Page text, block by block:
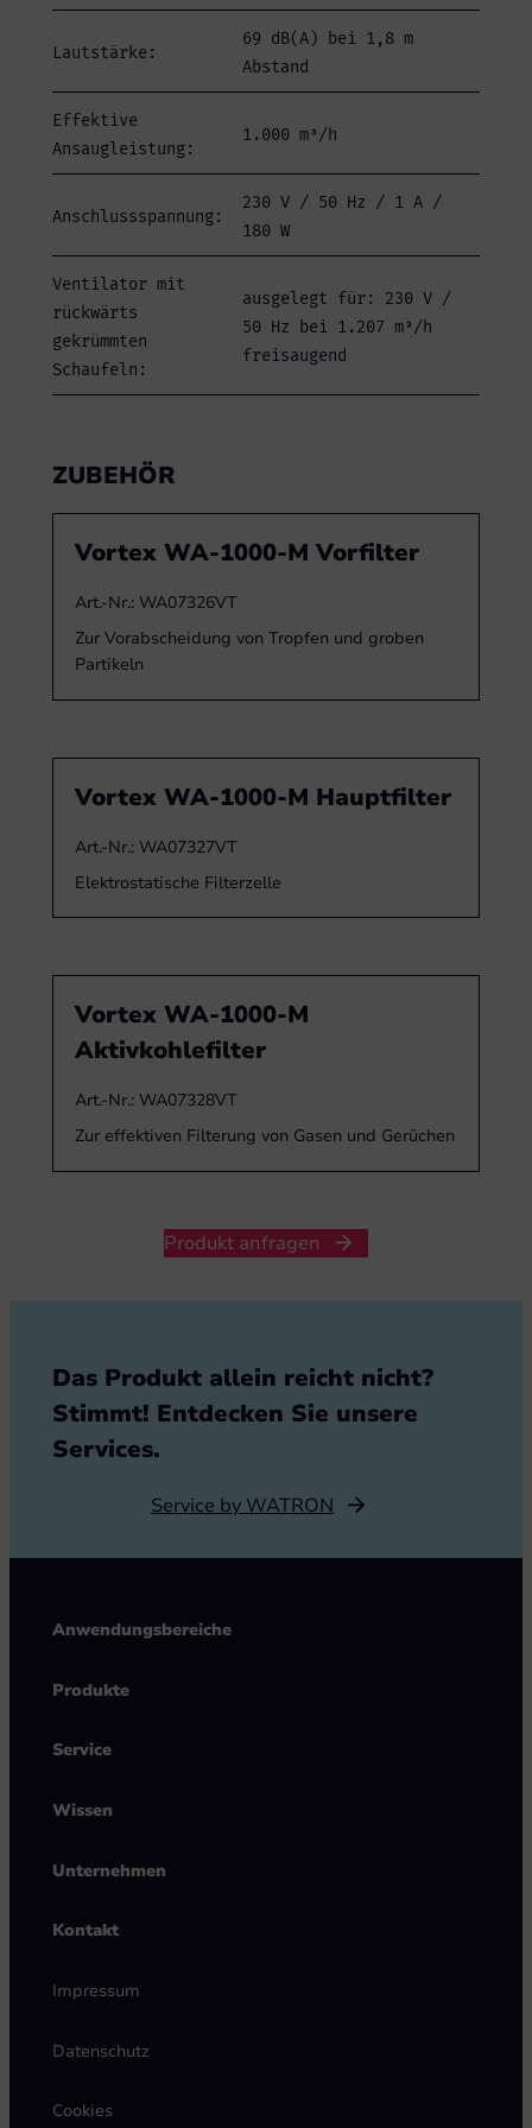
Lautstärke:
69 dB(A) bei 1,8 m
Abstand
Effektive
Ansaugleistung:
1.000 m³/h
Anschlussspannung:
230 V / 50 Hz / 1 A /
180 W
Ventilator mit
rückwärts
gekrümmten
Schaufeln:
ausgelegt für: 230 V /
50 Hz bei 1.207 m³/h
freisaugend
ZUBEHÖR
Vortex WA-1000-M Vorfilter
Art.-Nr.: WA07326VT
Zur Vorabscheidung von Tropfen und groben
Partikeln
Vortex WA-1000-M Hauptfilter
Art.-Nr.: WA07327VT
Elektrostatische Filterzelle
Vortex WA-1000-M
Aktivkohlefilter
Art.-Nr.: WA07328VT
Zur effektiven Filterung von Gasen und Gerüchen
Produkt anfragen
Das Produkt allein reicht nicht?
Stimmt! Entdecken Sie unsere
Services.
Service by WATRON
Anwendungsbereiche
Produkte
Service
Wissen
Unternehmen
Kontakt
Impressum
Datenschutz
Cookies